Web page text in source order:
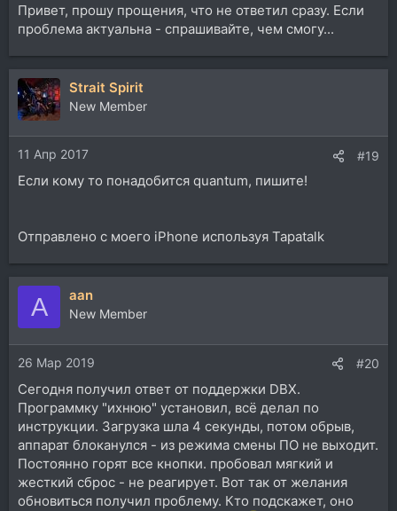
Привет, прошу прощения, что не ответил сразу. Если
проблема актуальна - спрашивайте, чем смогу...
Strait Spirit
New Member
11 Апр 2017 #19
Если кому то понадобится quantum, пишите!
Отправлено с моего iPhone используя Tapatalk
A aan
New Member
26 Мар 2019 #20
Сегодня получил ответ от поддержки DBX.
Программку "ихнюю" установил, всё делал по
инструкции. Загрузка шла 4 секунды, потом обрыв,
аппарат блоканулся - из режима смены ПО не выходит.
Постоянно горят все кнопки. пробовал мягкий и
жесткий сброс - не реагирует. Вот так от желания
обновиться получил проблему. Кто подскажет, оно